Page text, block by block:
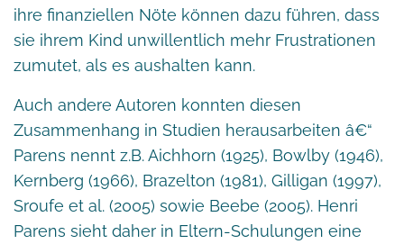
ihre finanziellen Nöte können dazu führen, dass
sie ihrem Kind unwillentlich mehr Frustrationen
zumutet, als es aushalten kann.
Auch andere Autoren konnten diesen
Zusammenhang in Studien herausarbeiten â€“
Parens nennt z.B. Aichhorn (1925), Bowlby (1946),
Kernberg (1966), Brazelton (1981), Gilligan (1997),
Sroufe et al. (2005) sowie Beebe (2005). Henri
Parens sieht daher in Eltern-Schulungen eine